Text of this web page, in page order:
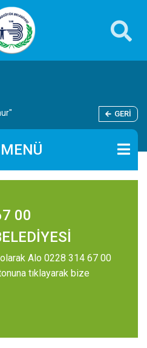
GERI
00
Alo 0228 314 67 00
tıklayarak bize